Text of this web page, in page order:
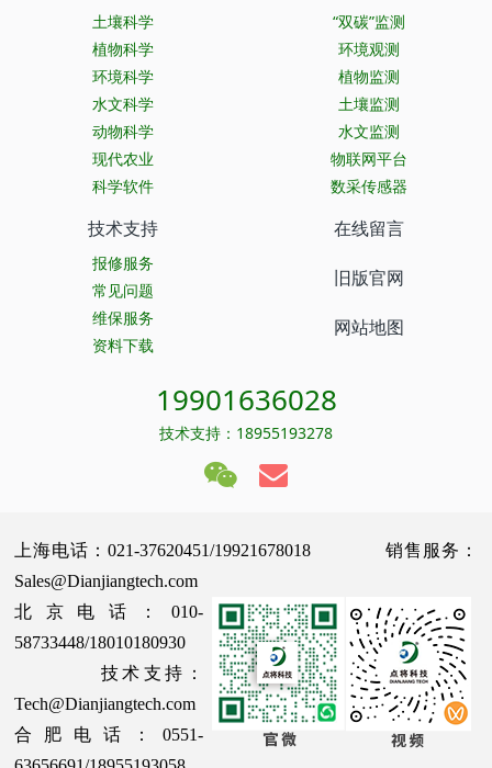
土壤科学
植物科学
环境科学
水文科学
动物科学
现代农业
科学软件
“双碳”监测
环境观测
植物监测
土壤监测
水文监测
物联网平台
数采传感器
技术支持
报修服务
常见问题
维保服务
资料下载
在线留言
旧版官网
网站地图
19901636028
技术支持：18955193278
上海电话：021-37620451/19921678018 销售服务：
Sales@Dianjiangtech.com
北京电话：010-
58733448/18010180930
技术支持：
Tech@Dianjiangtech.com
合肥电话：0551-